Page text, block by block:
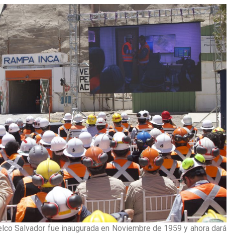
Salvador fue inaugurada en Noviembre de 1959 y ahora dará